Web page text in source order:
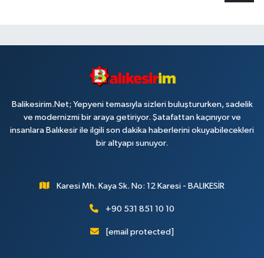
Balikesirim.Net; Yepyeni temasıyla sizleri buluştururken, sadelik
ve modernizmi bir araya getiriyor. Şatafattan kaçınıyor ve
insanlara Balıkesir ile ilgili son dakika haberlerini okuyabilecekleri
bir altyapı sunuyor.
Karesi Mh. Kaya Sk. No: 12 Karesi - BALIKESİR
+90 531 851 10 10
[email protected]